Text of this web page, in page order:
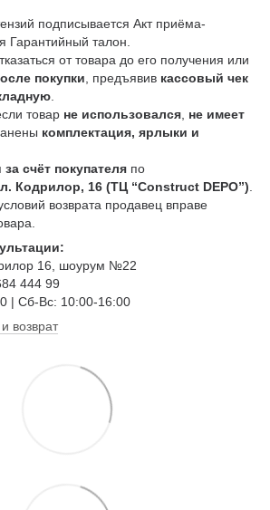
подписывается Акт приёма-
Гарантийный талон.
от товара до его получения или
покупки , предъявив кассовый чек
товар не использовался не имеет
комплектация, ярлыки и
за счёт покупателя по
Кодрилор, 16 (ТЦ “Construct DEPO”)
возврата продавец вправе
16, шоурум №22
444 99
| Сб-Вс: 10:00-16:00
возврат